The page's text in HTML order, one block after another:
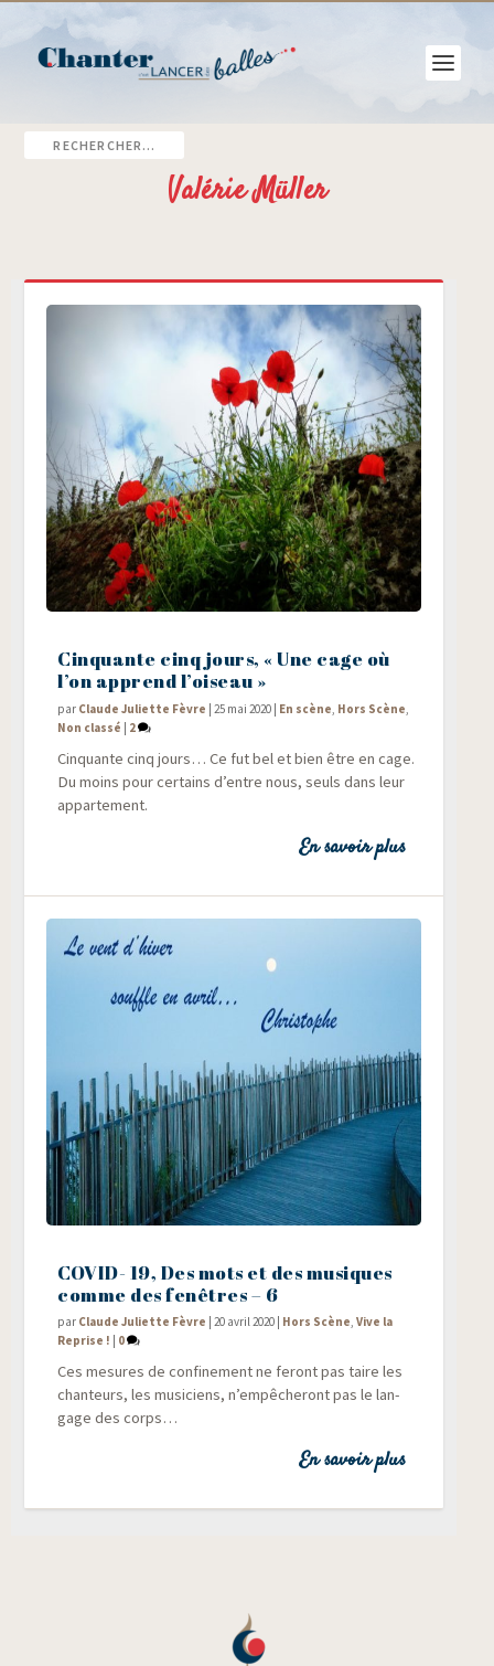
Valérie Müller
Cinquante cinq jours, « Une cage où
l’on apprend l’oiseau »
par Claude Juliette Fèvre |25 mai 2020 | En scène Hors Scène
Non classé | 2
Cin­quante cinq jours… Ce fut bel et bien être en cage.
Du moins pour cer­tains d’entre nous, seuls dans leur
appartement.
En savoir plus
COVID- 19, Des mots et des musiques
comme des fenêtres – 6
par Claude Juliette Fèvre |20 avril 2020 Hors Scène,Vive la
Reprise !
0
Ces mesures de confi­ne­ment ne feront pas taire les
chan­teurs, les musi­ciens, n’empêcheront pas le lan­
gage des corps…
En savoir plus